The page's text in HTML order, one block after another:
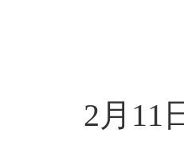
2月11日